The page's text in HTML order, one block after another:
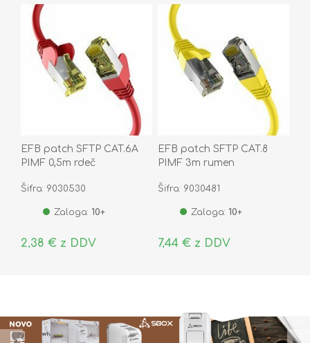
EFB patch SFTP CAT.6A
PIMF 0,5m rdeč
Šifra: 9030530
Zaloga: 10+
2,38 € z DDV
EFB patch SFTP CAT.8
PIMF 3m rumen
Šifra: 9030481
Zaloga: 10+
7,44 € z DDV